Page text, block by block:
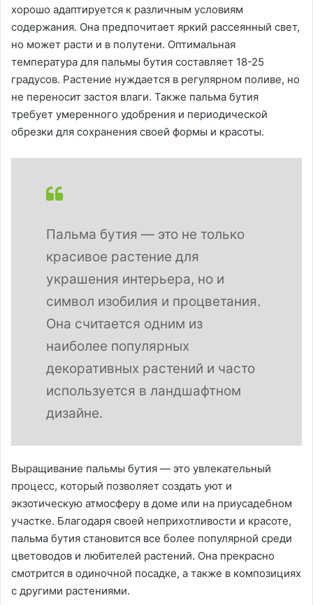
хорошо адаптируется к различным условиям
содержания. Она предпочитает яркий рассеянный свет,
но может расти и в полутени. Оптимальная
температура для пальмы бутия составляет 18-25
градусов. Растение нуждается в регулярном поливе, но
не переносит застоя влаги. Также пальма бутия
требует умеренного удобрения и периодической
обрезки для сохранения своей формы и красоты.
Пальма бутия — это не только
красивое растение для
украшения интерьера, но и
символ изобилия и процветания.
Она считается одним из
наиболее популярных
декоративных растений и часто
используется в ландшафтном
дизайне.
Выращивание пальмы бутия — это увлекательный
процесс, который позволяет создать уют и
экзотическую атмосферу в доме или на приусадебном
участке. Благодаря своей неприхотливости и красоте,
пальма бутия становится все более популярной среди
цветоводов и любителей растений. Она прекрасно
смотрится в одиночной посадке, а также в композициях
с другими растениями.